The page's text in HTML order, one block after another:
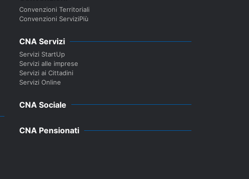
Convenzioni Territoriali
Convenzioni ServiziPiù
CNA Servizi
Servizi StartUp
Servizi alle imprese
Servizi ai Cittadini
Servizi Online
CNA Sociale
CNA Pensionati